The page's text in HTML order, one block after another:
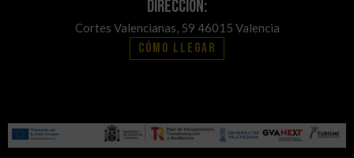
Dirección:
Cortes Valencianas, 59 46015 Valencia
Cómo llegar